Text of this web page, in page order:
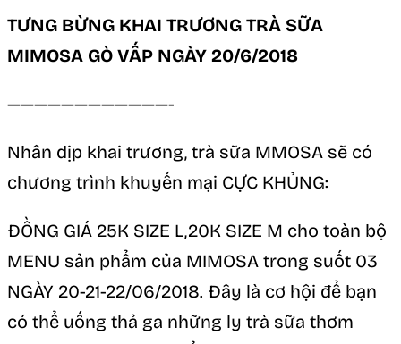
TƯNG BỪNG KHAI TRƯƠNG TRÀ SỮA
MIMOSA GÒ VẤP NGÀY 20/6/2018
————————————-
Nhân dịp khai trương, trà sữa MMOSA sẽ có
chương trình khuyến mại CỰC KHỦNG:
ĐỒNG GIÁ 25K SIZE L,20K SIZE M cho toàn bộ
MENU sản phẩm của MIMOSA trong suốt 03
NGÀY 20-21-22/06/2018. Đây là cơ hội để bạn
có thể uống thả ga những ly trà sữa thơm